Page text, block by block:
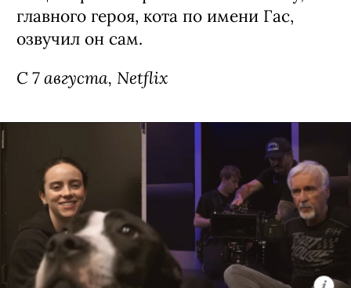
Сериал «Рики Джервейс: Уличные
коты» / Ricky Gervais Alley Cats,
премьера (18+)
Мультипликационная черная комедия
о компании бродячих британских